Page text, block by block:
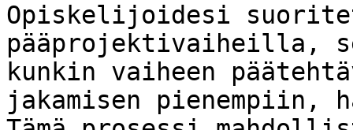
Opiskelijoidesi
pääprojektivaiheilla,
kunkin vaiheen
jakamisen